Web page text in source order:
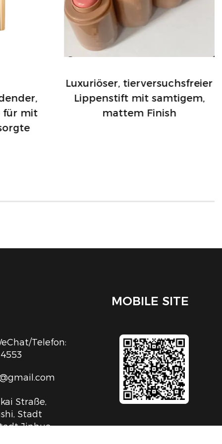
für mit
Luxuriöser, tierversuchsfreier
Lippenstift mit samtigem,
mattem Finish
Telefon:
Straße,
Stadt
Jinhua,
MOBILE SITE